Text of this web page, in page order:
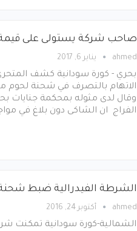
صاحب شركة يستولى على
ahmed يناير 6, 2017
بحري - كورة سودانية كشف
الاتهام بالتصرف في شحنة لحوم
وقال لدى مثوله بمحكمة جنايات
الفراج ان الشاكى دون بلاغ في
الشرطة الفيدرالية ضبط
ahmed أكتوبر 24, 2016
الشمالية-كورة سودانية تمكنت